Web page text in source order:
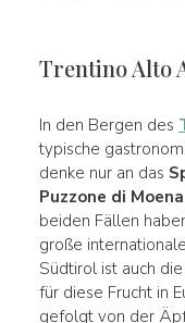
Trentino Alto
In den Bergen des
typische
denke nur an das
Puzzone di
beiden Fällen
große
Südtirol ist auch
für diese Frucht in
gefolgt von der